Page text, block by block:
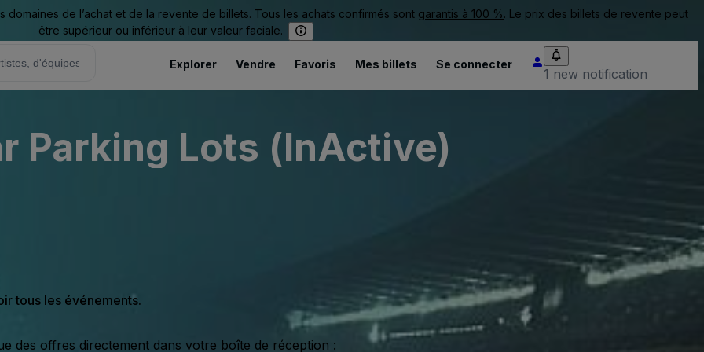
de l’achat et de la revente de billets. Tous les achats confirmés sont garantis à 100 %. Le prix des billets de revente peut
être supérieur ou inférieur à leur valeur faciale.
Explorer Vendre Favoris Mes billets Se connecter
1 new notification
Parking Lots (InActive)
tous les événements.
des offres directement dans votre boîte de réception :